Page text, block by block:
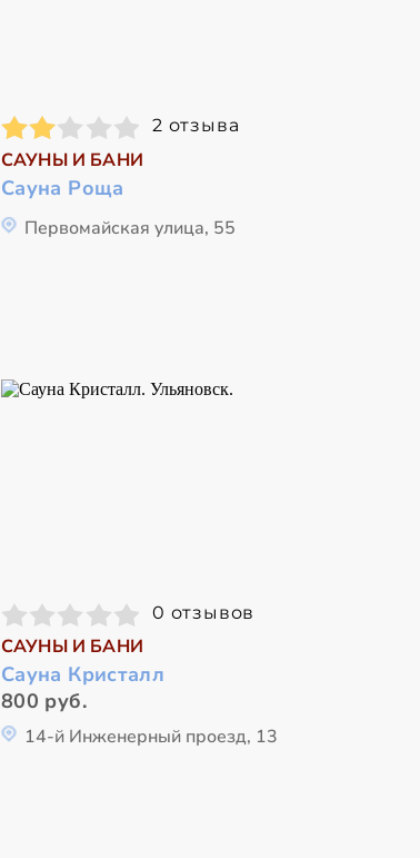
2 отзыва
САУНЫ И БАНИ
Сауна Роща
Первомайская улица, 55
0 отзывов
САУНЫ И БАНИ
Сауна Кристалл
800 руб.
14-й Инженерный проезд, 13